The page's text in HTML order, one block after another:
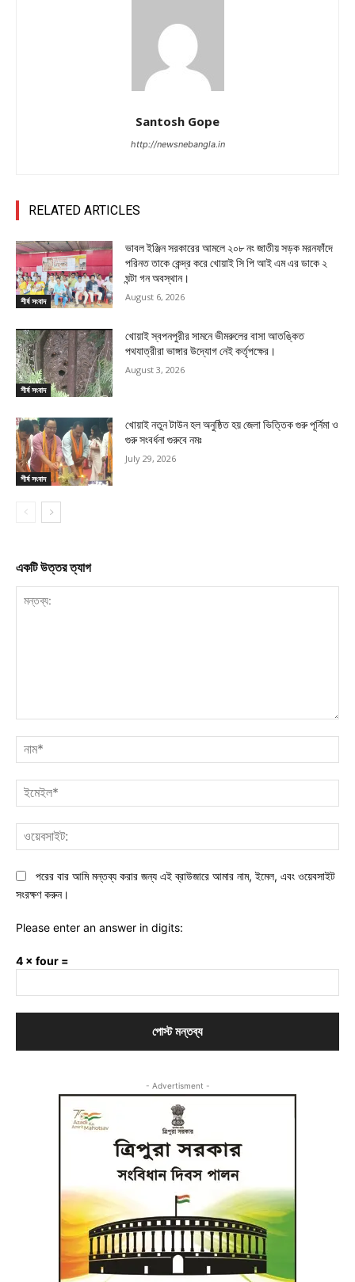
Santosh Gope
http://newsnebangla.in
RELATED ARTICLES
শীর্ষ সংবাদ
ভাবল ইঞ্জিন সরকারের আমলে ২০৮ নং জাতীয় সড়ক মরনফাঁদে
পরিনত তাকে কেন্দ্র করে খোয়াই সি পি আই এম এর ডাকে ২
ঘন্টা গন অবস্থান।
August 6, 2026
শীর্ষ সংবাদ
খোয়াই স্বপনপুরীর সামনে ভীমরুলের বাসা আতঙ্কিত
পথযাত্রীরা ভাঙ্গার উদ্যোগ নেই কর্তৃপক্ষের।
August 3, 2026
শীর্ষ সংবাদ
খোয়াই নতুন টাউন হল অনুষ্ঠিত হয় জেলা ভিত্তিক গুরু পূর্নিমা ও
গুরু সংবর্ধনা গুরুবে নমঃ
July 29, 2026
একটি উত্তর ত্যাগ
পরের বার আমি মন্তব্য করার জন্য এই ব্রাউজারে আমার নাম, ইমেল, এবং ওয়েবসাইট
সংরক্ষণ করুন।
Please enter an answer in digits:
4 × four =
- Advertisment -